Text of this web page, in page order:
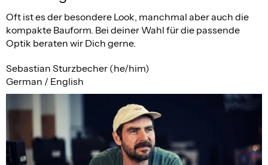
Oft ist es der besondere Look, manchmal aber auch die
kompakte Bauform. Bei deiner Wahl für die passende
Optik beraten wir Dich gerne.
Sebastian Sturzbecher (he/him)
German / English